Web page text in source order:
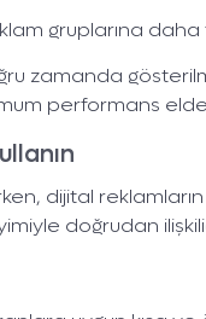
gruplarına daha
zamanda
performans
dijital
doğrudan